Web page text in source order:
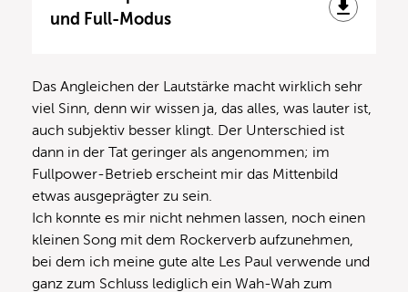
und Full-Modus
Das Angleichen der Lautstärke macht wirklich sehr
viel Sinn, denn wir wissen ja, das alles, was lauter ist,
auch subjektiv besser klingt. Der Unterschied ist
dann in der Tat geringer als angenommen; im
Fullpower-Betrieb erscheint mir das Mittenbild
etwas ausgeprägter zu sein.
Ich konnte es mir nicht nehmen lassen, noch einen
kleinen Song mit dem Rockerverb aufzunehmen,
bei dem ich meine gute alte Les Paul verwende und
ganz zum Schluss lediglich ein Wah-Wah zum